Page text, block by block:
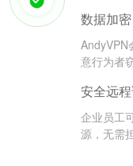
数据加密
AndyVPN
意行为者
安全远
企业员工
源，无需